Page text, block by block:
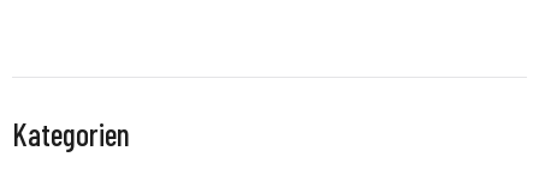
Kategorien